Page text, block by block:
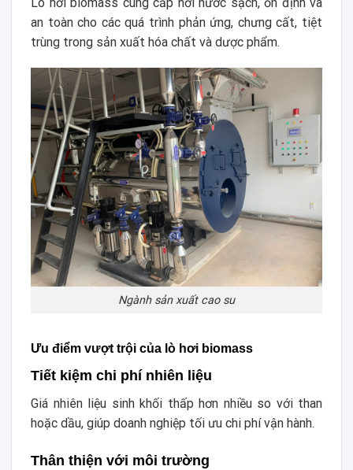
an toàn cho các quá trình phản ứng, chưng cất, tiệt
trùng trong sản xuất hóa chất và dược phẩm.
Ngành sản xuất cao su
Ưu điểm vượt trội của lò hơi biomass
Tiết kiệm chi phí nhiên liệu
Giá nhiên liệu sinh khối thấp hơn nhiều so với than
hoặc dầu, giúp doanh nghiệp tối ưu chi phí vận hành.
Thân thiện với môi trường